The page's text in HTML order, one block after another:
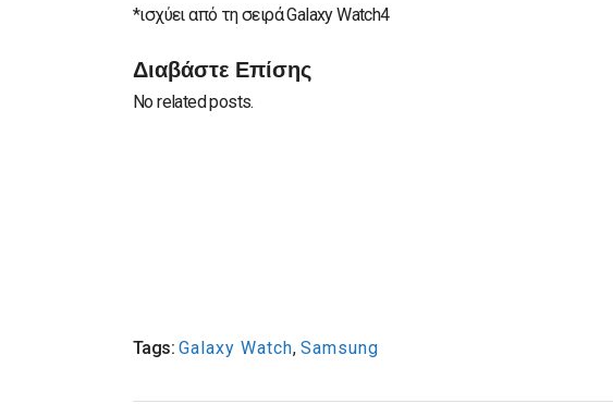
*ισχύει από τη σειρά Galaxy Watch4
Διαβάστε Επίσης
No related posts.
Tags: Galaxy Watch, Samsung